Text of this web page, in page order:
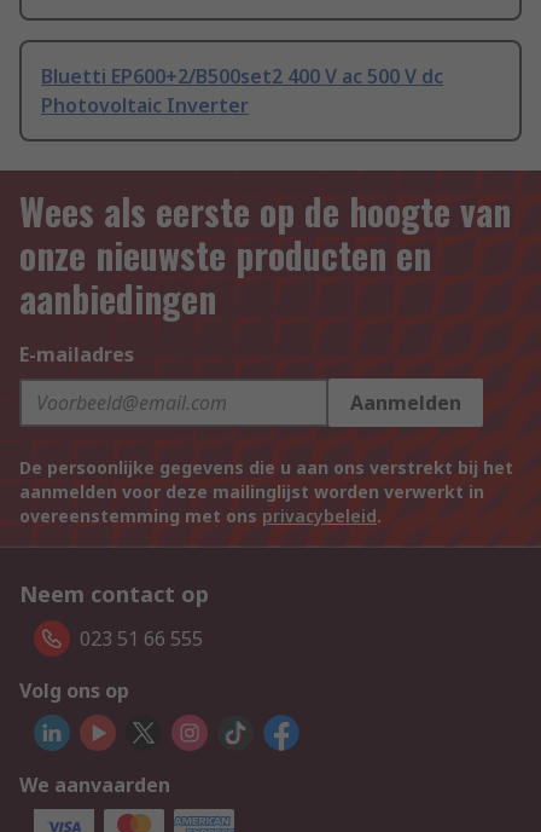
Bluetti EP600+2/B500set2 400 V ac 500 V dc
Photovoltaic Inverter
Wees als eerste op de hoogte van
onze nieuwste producten en
aanbiedingen
E-mailadres
Aanmelden
De persoonlijke gegevens die u aan ons verstrekt bij het
aanmelden voor deze mailinglijst worden verwerkt in
overeenstemming met ons privacybeleid.
Neem contact op
023 51 66 555
Volg ons op
We aanvaarden